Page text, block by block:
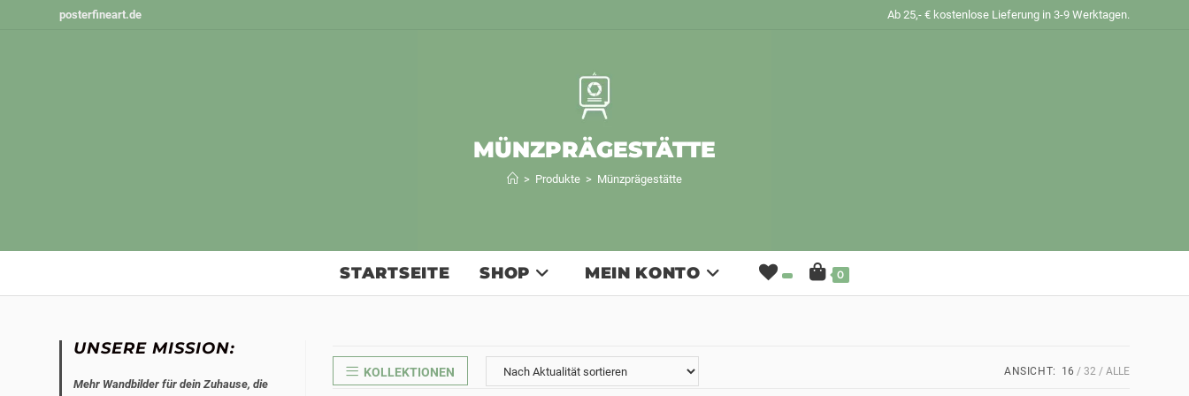
posterfineart.de Ab 25,- € kostenlose Lieferung in 3-9 Werktagen.
MÜNZPRÄGESTÄTTE
> Produkte > Münzprägestätte
STARTSEITE SHOP MEIN KONTO 0
KOLLEKTIONEN ANSICHT: 16 32 ALLE
UNSERE MISSION:
Mehr Wandbilder für dein Zuhause, die